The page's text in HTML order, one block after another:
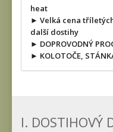
heat
► Velká cena
další dostihy
► DOPROVODNÝ
► KOLOTOČE,
I. DOSTIHOVÝ